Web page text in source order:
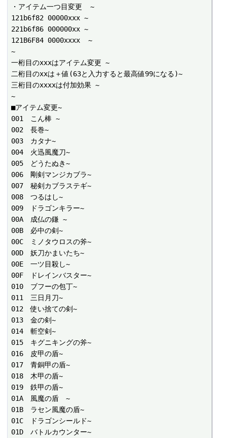
・アイテム一つ目変更  ~
121b6f82 00000xxx ~
221b6f86 000000xx ~
121B6F84 0000xxxx  ~
~
一桁目のxxxはアイテム変更 ~
二桁目のxxは＋値(63と入力すると最高値99になる)~
三桁目のxxxxは付加効果 ~
~
■アイテム変更~
001　こん棒 ~
002　長巻~
003　カタナ~
004　火迅風魔刀~
005　どうたぬき~
006　剛剣マンジカブラ~
007　秘剣カブラステギ~
008　つるはし~
009　ドラゴンキラー~
00A　成仏の鎌 ~
00B　必中の剣~
00C　ミノタウロスの斧~
00D　妖刀かまいたち~
00E　一ツ目殺し~
00F　ドレインバスター~
010　ブフーの包丁~
011　三日月刀~
012　使い捨ての剣~
013　金の剣~
014　斬空剣~
015　キグニキングの斧~
016　皮甲の盾~
017　青銅甲の盾~
018　木甲の盾~
019　鉄甲の盾~
01A　風魔の盾　~
01B　ラセン風魔の盾~
01C　ドラゴンシールド~
01D　バトルカウンター~